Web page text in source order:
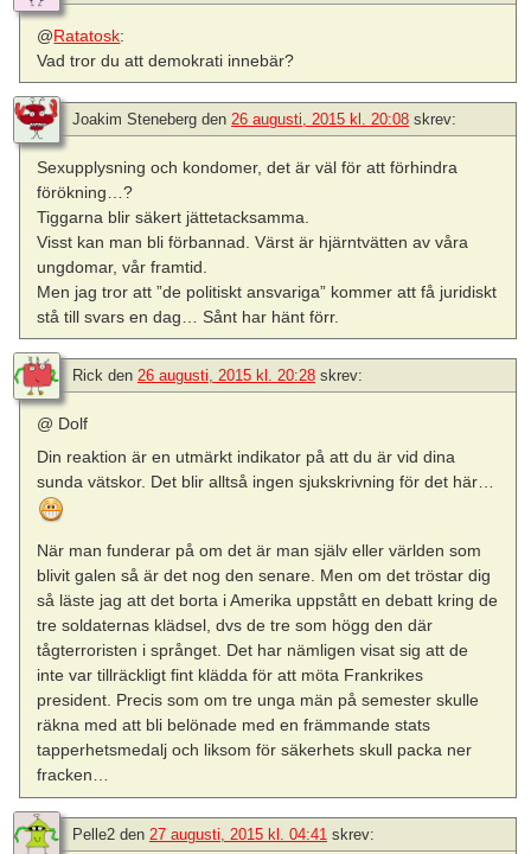
@Ratatosk:
Vad tror du att demokrati innebär?
Joakim Steneberg den 26 augusti, 2015 kl. 20:08 skrev:
Sexupplysning och kondomer, det är väl för att förhindra
förökning…?
Tiggarna blir säkert jättetacksamma.
Visst kan man bli förbannad. Värst är hjärntvätten av våra
ungdomar, vår framtid.
Men jag tror att ”de politiskt ansvariga” kommer att få juridiskt
stå till svars en dag… Sånt har hänt förr.
Rick den 26 augusti, 2015 kl. 20:28 skrev:
@ Dolf
Din reaktion är en utmärkt indikator på att du är vid dina
sunda vätskor. Det blir alltså ingen sjukskrivning för det här…
När man funderar på om det är man själv eller världen som
blivit galen så är det nog den senare. Men om det tröstar dig
så läste jag att det borta i Amerika uppstått en debatt kring de
tre soldaternas klädsel, dvs de tre som högg den där
tågterroristen i språnget. Det har nämligen visat sig att de
inte var tillräckligt fint klädda för att möta Frankrikes
president. Precis som om tre unga män på semester skulle
räkna med att bli belönade med en främmande stats
tapperhetsmedalj och liksom för säkerhets skull packa ner
fracken…
Pelle2 den 27 augusti, 2015 kl. 04:41 skrev: